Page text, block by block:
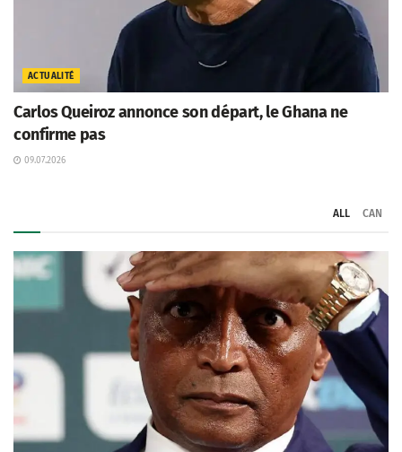
ACTUALITÉ
Carlos Queiroz annonce son départ, le Ghana ne
confirme pas
09.07.2026
ALL CAN